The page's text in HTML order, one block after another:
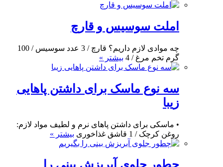
املت سوسیس و قارچ
چه موادی لازم داریم؟ قارچ / 3 عدد سوسیس / 100
گرم تخم مرغ / 4
بیشتر »
سه نوع ماسک برای داشتن پاهایی
زیبا
• ماسکی برای داشتن پاهای نرم و لطیف مواد لازم:
روغن کرچک / 1 قاشق غذاخوری
بیشتر »